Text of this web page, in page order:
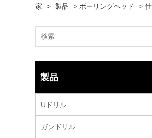
家 > 製品 > ボーリングヘッド >
製品
Uドリル
ガンドリル